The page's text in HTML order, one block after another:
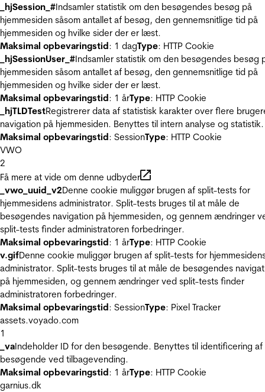
_hjSession_#Indsamler statistik om den besøgendes besøg på
hjemmesiden såsom antallet af besøg, den gennemsnitlige tid på
hjemmesiden og hvilke sider der er læst.
Maksimal opbevaringstid: 1 dagType: HTTP Cookie
_hjSessionUser_#Indsamler statistik om den besøgendes besøg
hjemmesiden såsom antallet af besøg, den gennemsnitlige tid på
hjemmesiden og hvilke sider der er læst.
Maksimal opbevaringstid: 1 årType: HTTP Cookie
_hjTLDTestRegistrerer data af statistisk karakter over flere
navigation på hjemmesiden. Benyttes til intern analyse og statistik.
Maksimal opbevaringstid: SessionType: HTTP Cookie
VWO
2
Få mere at vide om denne udbyder
_vwo_uuid_v2Denne cookie muliggør brugen af split-tests for
hjemmesidens administrator. Split-tests bruges til at måle de
besøgendes navigation på hjemmesiden, og gennem ændringer
split-tests finder administratoren forbedringer.
Maksimal opbevaringstid: 1 årType: HTTP Cookie
v.gifDenne cookie muliggør brugen af split-tests for
administrator. Split-tests bruges til at måle de besøgendes
på hjemmesiden, og gennem ændringer ved split-tests finder
administratoren forbedringer.
Maksimal opbevaringstid: SessionType: Pixel Tracker
assets.voyado.com
1
_vaIndeholder ID for den besøgende. Benyttes til identificering af
besøgende ved tilbagevending.
Maksimal opbevaringstid: 1 årType: HTTP Cookie
garnius.dk